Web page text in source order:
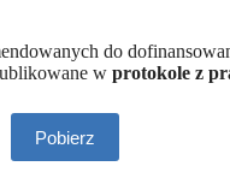
do
w protokole z
Pobierz